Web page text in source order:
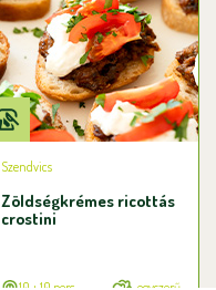
Szendvics
Zöldségkrémes ricottás
crostini